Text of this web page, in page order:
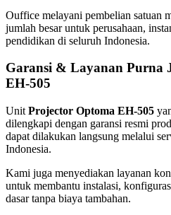
Ouffice melayani pembelian satuan
jumlah besar untuk perusahaan,
pendidikan di seluruh Indonesia.
Garansi & Layanan Purna
EH-505
Unit Projector Optoma EH-505
dilengkapi dengan garansi resmi
dapat dilakukan langsung melalui
Indonesia.
Kami juga menyediakan layanan
untuk membantu instalasi,
dasar tanpa biaya tambahan.